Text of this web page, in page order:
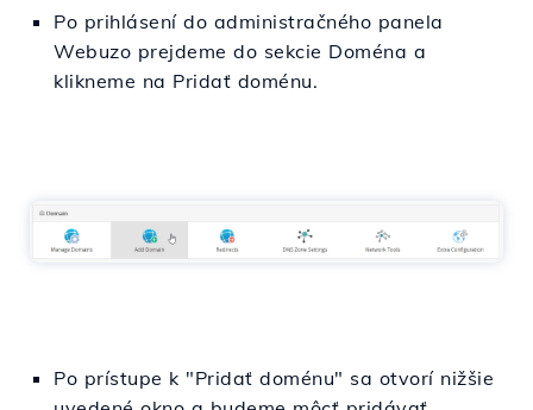
Po prihlásení do administračného panela
Webuzo prejdeme do sekcie Doména a
klikneme na Pridať doménu.
Po prístupe k "Pridať doménu" sa otvorí nižšie